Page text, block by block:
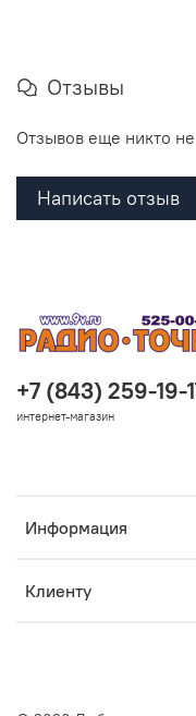
Отзывы
Отзывов еще никто не
Написать отзыв
Информация
Клиенту
+7 (843) 259-19-
интернет-магазин